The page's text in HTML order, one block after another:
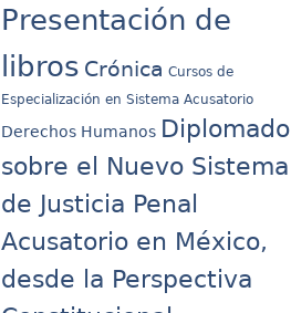
Presentación de
libros Crónica Cursos de
Especialización en Sistema Acusatorio
Derechos Humanos Diplomado
sobre el Nuevo Sistema
de Justicia Penal
Acusatorio en México,
desde la Perspectiva